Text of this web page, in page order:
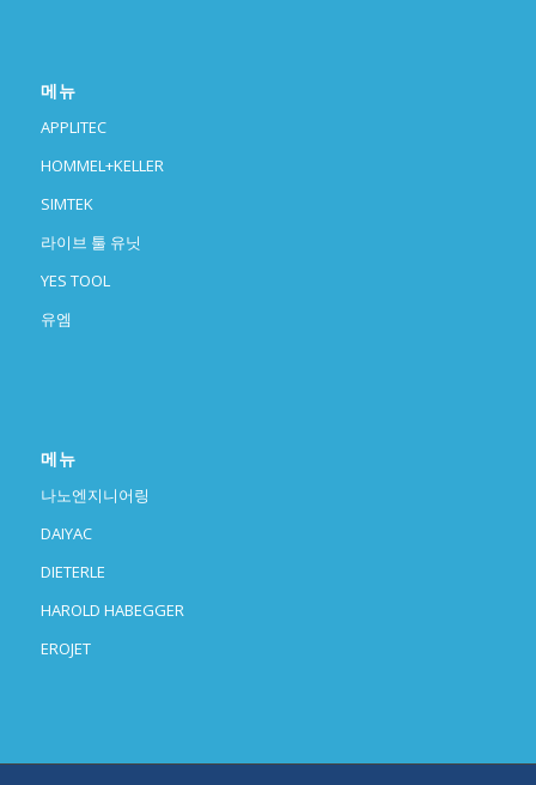
메뉴
APPLITEC
HOMMEL+KELLER
SIMTEK
라이브 툴 유닛
YES TOOL
유엠
메뉴
나노엔지니어링
DAIYAC
DIETERLE
HAROLD HABEGGER
EROJET